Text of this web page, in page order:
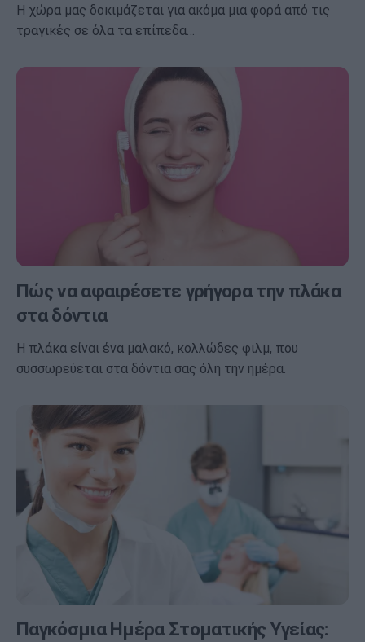
Η χώρα μας δοκιμάζεται για ακόμα μια φορά από τις
τραγικές σε όλα τα επίπεδα…
Πώς να αφαιρέσετε γρήγορα την πλάκα
στα δόντια
Η πλάκα είναι ένα μαλακό, κολλώδες φιλμ, που
συσσωρεύεται στα δόντια σας όλη την ημέρα.
Παγκόσμια Ημέρα Στοματικής Υγείας: